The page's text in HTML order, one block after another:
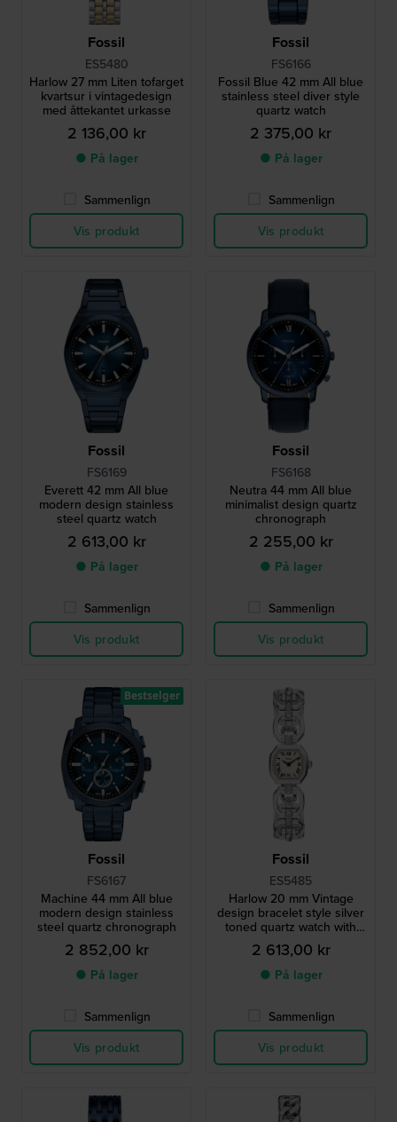
Fossil
ES5480
Harlow 27 mm Liten tofarget
kvartsur i vintagedesign
med åttekantet urkasse
2 136,00 kr
● På lager
Sammenlign
Vis produkt
Fossil
FS6166
Fossil Blue 42 mm All blue
stainless steel diver style
quartz watch
2 375,00 kr
● På lager
Sammenlign
Vis produkt
Fossil
FS6169
Everett 42 mm All blue
modern design stainless
steel quartz watch
2 613,00 kr
● På lager
Sammenlign
Vis produkt
Fossil
FS6168
Neutra 44 mm All blue
minimalist design quartz
chronograph
2 255,00 kr
● På lager
Sammenlign
Vis produkt
Fossil
FS6167
Machine 44 mm All blue
modern design stainless
steel quartz chronograph
2 852,00 kr
● På lager
Sammenlign
Vis produkt
Bestselger
Fossil
ES5485
Harlow 20 mm Vintage
design bracelet style silver
toned quartz watch with
octagonal case
2 613,00 kr
● På lager
Sammenlign
Vis produkt